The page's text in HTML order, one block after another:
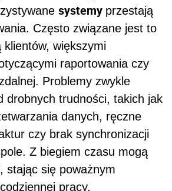
systemy przestają
Często związane jest to
klientów, większymi
raportowania czy
Problemy zwykle
drobnych trudności, takich jak
danych, ręczne
czy brak synchronizacji
Z biegiem czasu mogą
stając się poważnym
pracy.